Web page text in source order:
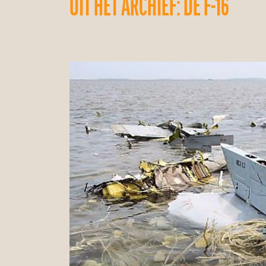
UIT HET ARCHIEF: DE F-16